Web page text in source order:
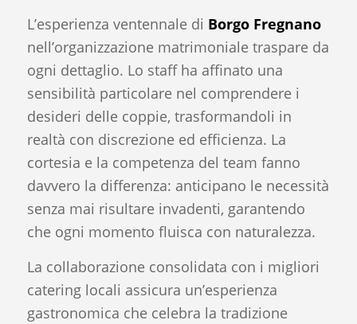
L’esperienza ventennale di Borgo Fregnano
nell’organizzazione matrimoniale traspare da
ogni dettaglio. Lo staff ha affinato una
sensibilità particolare nel comprendere i
desideri delle coppie, trasformandoli in
realtà con discrezione ed efficienza. La
cortesia e la competenza del team fanno
davvero la differenza: anticipano le necessità
senza mai risultare invadenti, garantendo
che ogni momento fluisca con naturalezza.
La collaborazione consolidata con i migliori
catering locali assicura un’esperienza
gastronomica che celebra la tradizione